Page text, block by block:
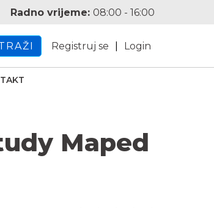
Radno vrijeme: 08:00 - 16:00
Registruj se Login
Maped